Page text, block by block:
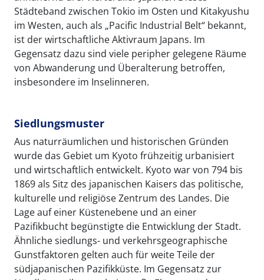
Städteband zwischen Tokio im Osten und Kitakyushu
im Westen, auch als „Pacific Industrial Belt“ bekannt,
ist der wirtschaftliche Aktivraum Japans. Im
Gegensatz dazu sind viele peripher gelegene Räume
von Abwanderung und Überalterung betroffen,
insbesondere im Inselinneren.
Siedlungsmuster
Aus naturräumlichen und historischen Gründen
wurde das Gebiet um Kyoto frühzeitig urbanisiert
und wirtschaftlich entwickelt. Kyoto war von 794 bis
1869 als Sitz des japanischen Kaisers das politische,
kulturelle und religiöse Zentrum des Landes. Die
Lage auf einer Küstenebene und an einer
Pazifikbucht begünstigte die Entwicklung der Stadt.
Ähnliche siedlungs- und verkehrsgeographische
Gunstfaktoren gelten auch für weite Teile der
südjapanischen Pazifikküste. Im Gegensatz zur